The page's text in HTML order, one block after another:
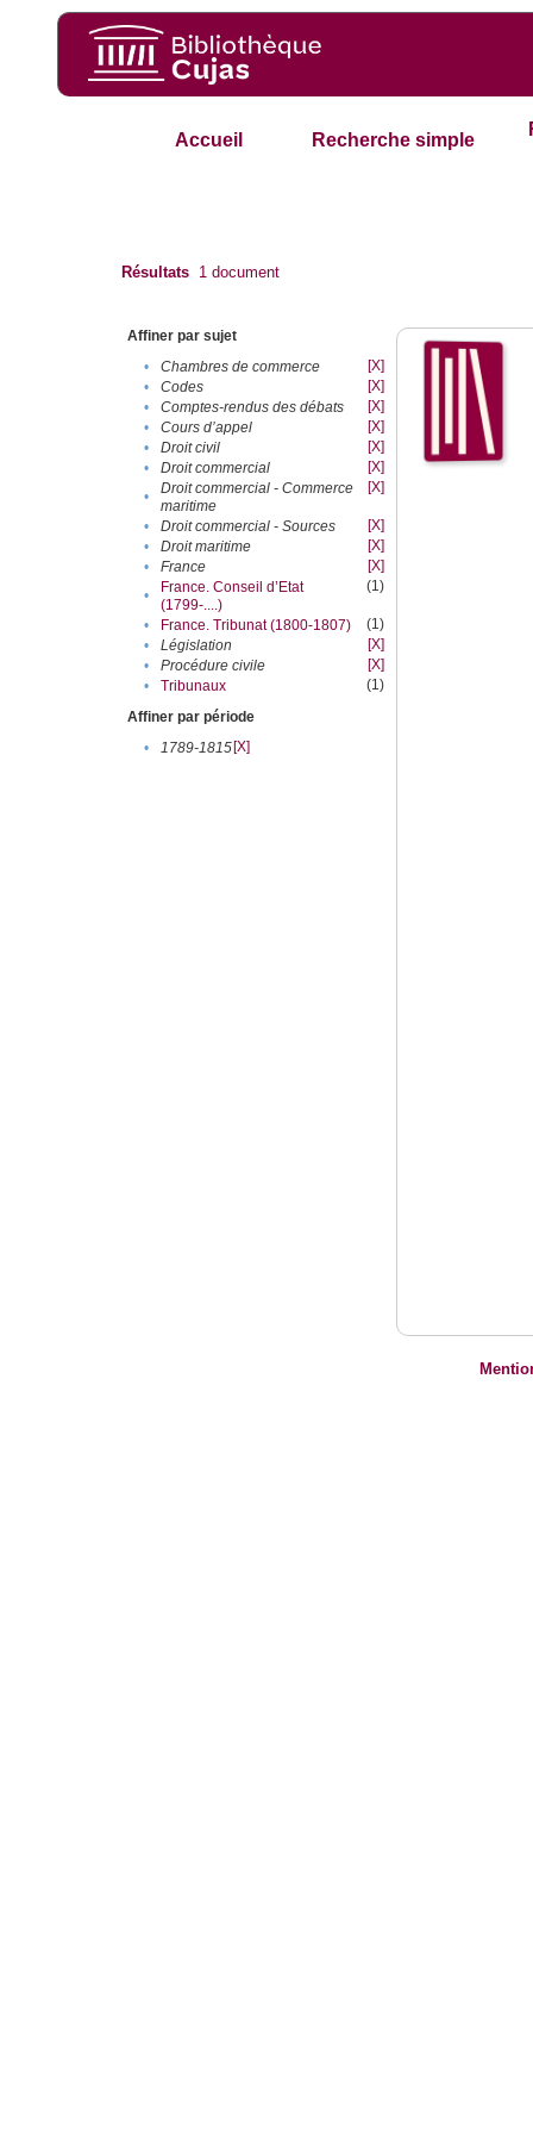
Accueil Recherche simple
Résultats 1 document
Affiner par sujet
•
Chambres de commerce
[X]
•
Codes
[X]
•
Comptes-rendus des débats
[X]
•
Cours d’appel
[X]
•
Droit civil
[X]
•
Droit commercial
[X]
•
Droit commercial - Commerce
maritime
[X]
• Droit commercial - Sources
[X]
•
Droit maritime
[X]
•
France
[X]
•
France. Conseil d’Etat
(1799-....)
(1)
• France. Tribunat (1800-1807)
(1)
•
Législation
[X]
•
Procédure civile
[X]
•
Tribunaux
(1)
Affiner par période
•
1789-1815[X]